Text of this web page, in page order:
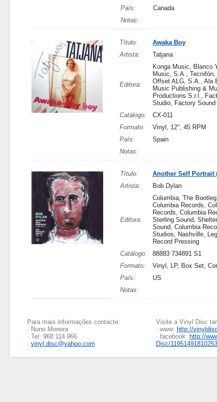
País:
Canada
Notas:
Título:
Awaka Boy
Artista:
Tatjana
Editora:
Konga Music, Blanco
Music, S.A.,
Offset ALG, S.A., Ala
Music Publishing &
Productions S.r.l.,
Studio, Factory Sound
Catálogo:
CX-011
Formato:
Vinyl, 12", 45 RPM
País:
Spain
Notas:
Título:
Another Self Portrait
Artista:
Bob Dylan
Editora:
Columbia, The
Columbia Records,
Records, Columbia
Sterling Sound,
Sound, Columbia
Studios, Nashville,
Record Pressing
Catálogo:
88883 734891 S1
Formato:
Vinyl, LP, Box Set,
País:
US
Notas:
Para mais informações contacte:
· Nuno Moreira
· Tel: 968 114 966
· vinyl.disc@yahoo.com
Visite a Vinyl Disc
· www: http://
· facebook: http://
Disc/